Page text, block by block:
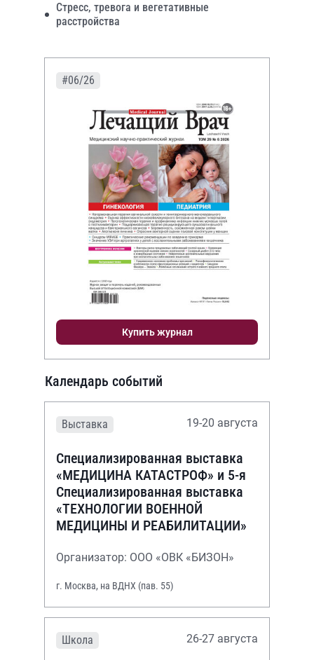
Стресс, тревога и вегетативные
расстройства
#06/26
Купить журнал
Календарь событий
Выставка 19-20 августа
Специализированная выставка
«МЕДИЦИНА КАТАСТРОФ» и 5-я
Специализированная выставка
«ТЕХНОЛОГИИ ВОЕННОЙ
МЕДИЦИНЫ И РЕАБИЛИТАЦИИ»
Организатор: ООО «ОВК «БИЗОН»
г. Москва, на ВДНХ (пав. 55)
Школа 26-27 августа